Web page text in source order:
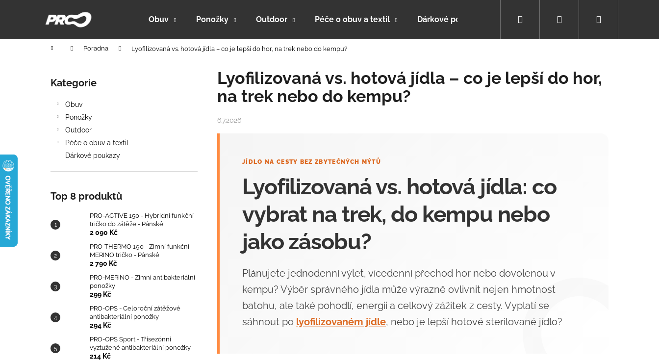
Obuv Ponožky Outdoor Péče o obuv a textil Dárkové poukazy Poradna Pomáháme s výběrem
Přihlášení
Domů Poradna Lyofilizovaná vs. hotová jídla – co je lepší do hor, na trek nebo do kempu?
Přeskočit
kategorie
Kategorie
Obuv
Ponožky
Outdoor
Péče o obuv a textil
Dárkové poukazy
Top 8 produktů
PRO-ACTIVE 150 - Hybridní funkční
tričko do zátěže - Pánské
2 090 Kč
PRO-THERMO 190 - Zimní funkční
MERINO tričko - Pánské
2 790 Kč
PRO-MERINO - Zimní antibakteriální
ponožky
299 Kč
PRO-OPS - Celoroční zátěžové
antibakteriální ponožky
294 Kč
PRO-OPS Sport - Třísezónní
vyztužené antibakteriální ponožky
214 Kč
Lyofilizovaná vs. hotová jídla – co je lepší do hor,
na trek nebo do kempu?
6.7.2026
JÍDLO NA CESTY BEZ ZBYTEČNÝCH MÝTŮ
Lyofilizovaná vs. hotová jídla: co
vybrat na trek, do kempu nebo
jako zásobu?
Plánujete jednodenní výlet, vícedenní přechod hor nebo dovolenou v
kempu? Výběr správného jídla může výrazně ovlivnit nejen hmotnost
batohu, ale také pohodlí, energii a celkový zážitek z cesty. Vyplatí se
sáhnout po lyofilizovaném jídle, nebo je lepší hotové sterilované jídlo?
í
Zpět
do
Zpět
do
Co potřebujete najít?
HLEDAT
PRO-ACTIVE 150 - HYBRIDNÍ FUNKČNÍ
TRIČKO DO ZÁTĚŽE - PÁNSKÉ
PRO-THERMO 190 - ZIMNÍ FUNKČNÍ
MERINO TRIČKO - PÁNSKÉ
2 790 Kč
PRO-MERINO - ZIMNÍ
ANTIBAKTERIÁLNÍ PONOŽKY